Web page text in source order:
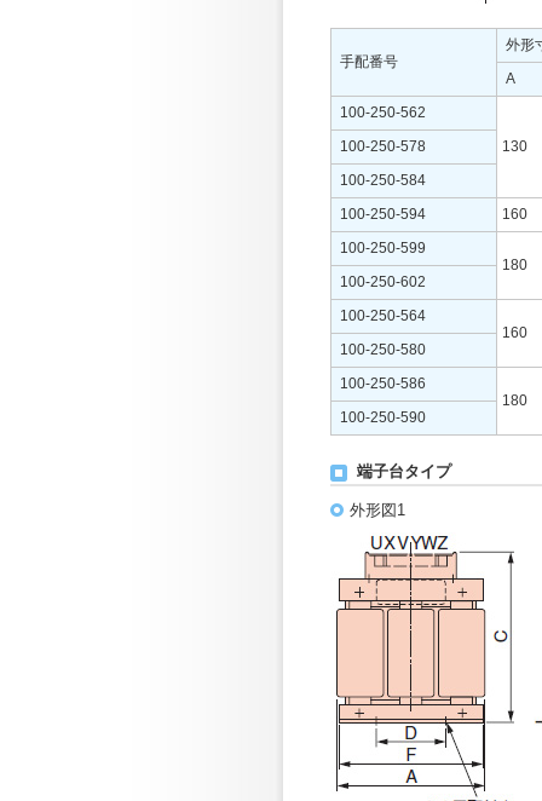
手配番号
外形
A
100-250-562
130
100-250-578
100-250-584
100-250-594
160
100-250-599
180
100-250-602
100-250-564
160
100-250-580
100-250-586
180
100-250-590
端子台タイプ
外形図1